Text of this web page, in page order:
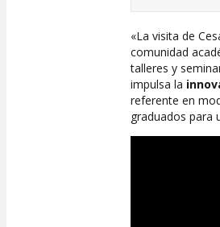
«La visita de
comunidad
talleres y
impulsa la
referente en
graduados para